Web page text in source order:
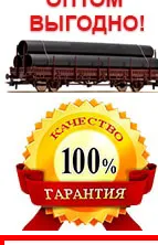
Труба
Труба
Труба
Труба
Труба
Труба
Труба